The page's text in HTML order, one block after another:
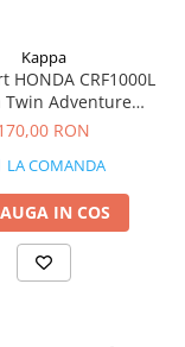
Kappa
HONDA CRF1000L
Twin Adventure
- 19) CRF1000L
RON
LA COMANDA
IN COS